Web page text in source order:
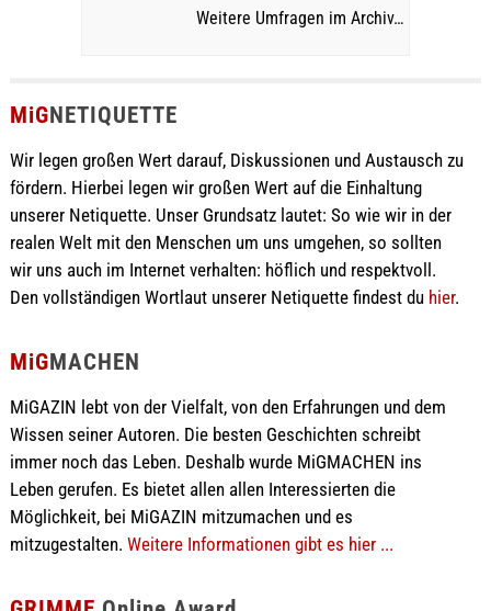
Weitere Umfragen im Archiv…
MiGNETIQUETTE
Wir legen großen Wert darauf, Diskussionen und Austausch zu
fördern. Hierbei legen wir großen Wert auf die Einhaltung
unserer Netiquette. Unser Grundsatz lautet: So wie wir in der
realen Welt mit den Menschen um uns umgehen, so sollten
wir uns auch im Internet verhalten: höflich und respektvoll.
Den vollständigen Wortlaut unserer Netiquette findest du hier.
MiGMACHEN
MiGAZIN lebt von der Vielfalt, von den Erfahrungen und dem
Wissen seiner Autoren. Die besten Geschichten schreibt
immer noch das Leben. Deshalb wurde MiGMACHEN ins
Leben gerufen. Es bietet allen allen Interessierten die
Möglichkeit, bei MiGAZIN mitzumachen und es
mitzugestalten. Weitere Informationen gibt es hier ...